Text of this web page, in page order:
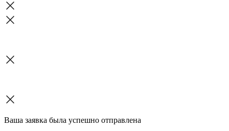
Ваша заявка была успешно отправлена